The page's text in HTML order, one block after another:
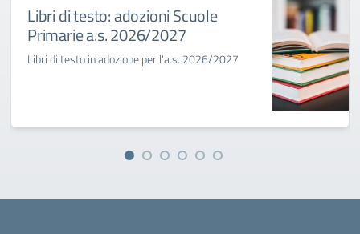
Libri di testo: adozioni Scuole
Primarie a.s. 2026/2027
Libri di testo in adozione per l'a.s. 2026/2027